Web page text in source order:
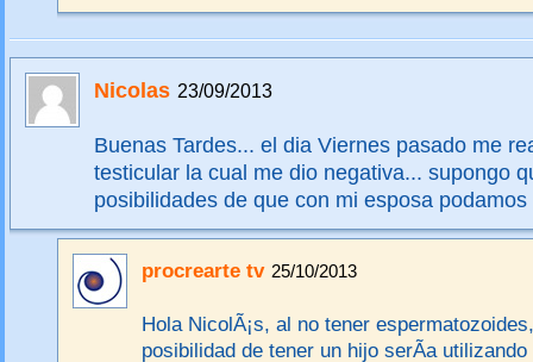
Nicolas 23/09/2013
Buenas Tardes... el dia Viernes pasado me
testicular la cual me dio negativa... supongo
posibilidades de que con mi esposa
procrearte tv 25/10/2013
Hola NicolÃ¡s, al no tener
posibilidad de tener un hijo serÃ­a utilizando